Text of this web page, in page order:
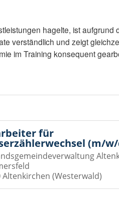
hagelte, ist aufgrund
verständlich und zeigt
im Training konsequent
für
(m/
Altenkirchen (Westerwald)